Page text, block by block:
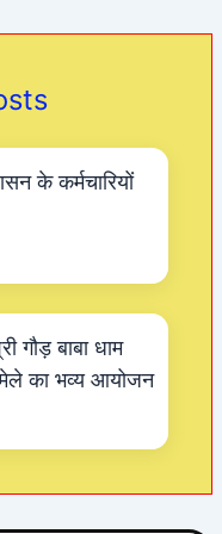
के कर्मचारियों
गौड़ बाबा धाम
का भव्य आयोजन